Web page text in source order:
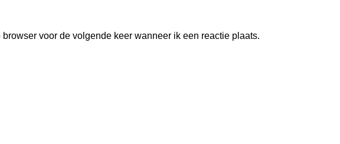
voor de volgende keer wanneer ik een reactie plaats.